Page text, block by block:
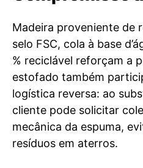
Madeira proveniente de
selo FSC, cola à base
% reciclável reforçam a
estofado também
logística reversa: ao
cliente pode solicitar
mecânica da espuma,
resíduos em aterros.